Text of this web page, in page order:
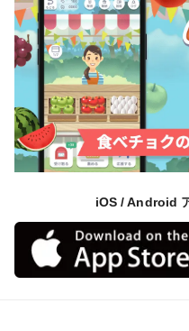
iOS / Android